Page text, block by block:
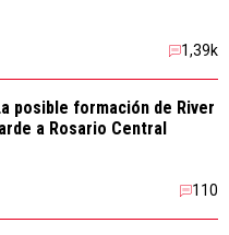
1,39k
posible formación de River
a Rosario Central
110